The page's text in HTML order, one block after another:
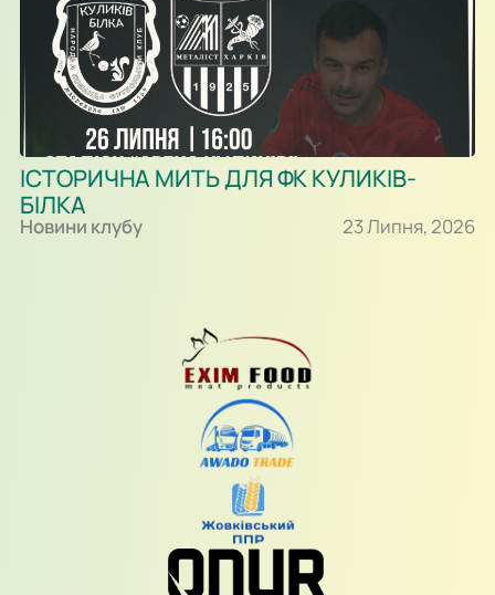
ІСТОРИЧНА МИТЬ ДЛЯ ФК КУЛИКІВ-
БІЛКА
Новини клубу 23 Липня, 2026